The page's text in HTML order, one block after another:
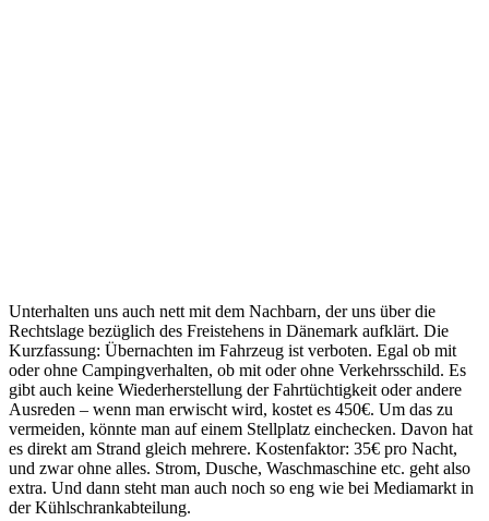
Unterhalten uns auch nett mit dem Nachbarn, der uns über die
Rechtslage bezüglich des Freistehens in Dänemark aufklärt. Die
Kurzfassung: Übernachten im Fahrzeug ist verboten. Egal ob mit
oder ohne Campingverhalten, ob mit oder ohne Verkehrsschild. Es
gibt auch keine Wiederherstellung der Fahrtüchtigkeit oder andere
Ausreden – wenn man erwischt wird, kostet es 450€. Um das zu
vermeiden, könnte man auf einem Stellplatz einchecken. Davon hat
es direkt am Strand gleich mehrere. Kostenfaktor: 35€ pro Nacht,
und zwar ohne alles. Strom, Dusche, Waschmaschine etc. geht also
extra. Und dann steht man auch noch so eng wie bei Mediamarkt in
der Kühlschrankabteilung.